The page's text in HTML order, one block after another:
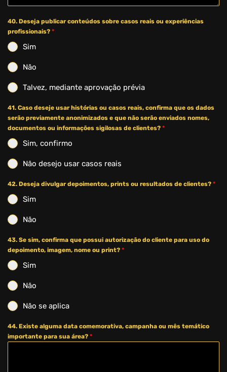
40. Deseja publicar conteúdos sobre casos reais ou experiências
profissionais? *
Sim
Não
Talvez, mediante aprovação prévia
41. Caso deseje usar histórias ou casos reais, confirma que os dados
serão previamente anonimizados e que não serão enviados nomes,
documentos ou informações sigilosas de clientes? *
Sim, confirmo
Não desejo usar casos reais
42. Deseja divulgar depoimentos, prints ou resultados de clientes? *
Sim
Não
43. Se sim, confirma que possui autorização do cliente para uso do
depoimento, imagem, nome ou print? *
Sim
Não
Não se aplica
44. Existe alguma data comemorativa, campanha ou mês temático
importante para sua área? *